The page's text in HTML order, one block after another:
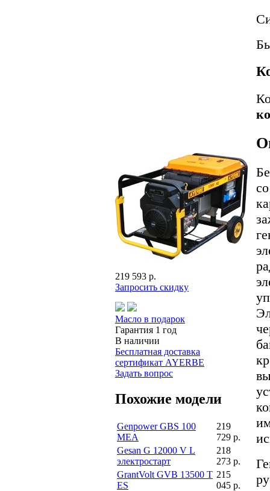
219 593 р.
Запросить скидку
Масло в подарок
Гарантия 1 год
В наличии
Бесплатная доставка
сертификат AYERBE
Задать вопрос
Похожие модели
Genpower GBS 100
MEA
219
729 р.
Gesan G 12000 V L
электростарт
218
273 р.
GrantVolt GVB 13500 T
ES
215
045 р.